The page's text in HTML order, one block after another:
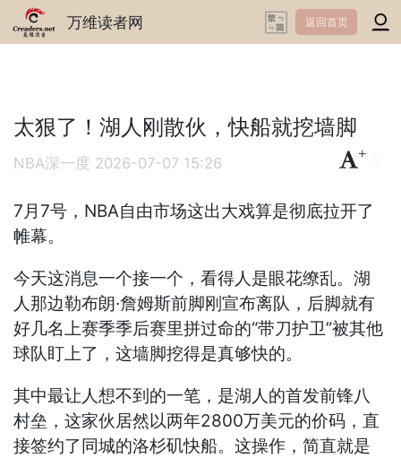
万维读者网 返回首页
太狠了！湖人刚散伙，快船就挖墙脚
NBA深一度 2026-07-07 15:26
+
7月7号，NBA自由市场这出大戏算是彻底拉开了
帷幕。
今天这消息一个接一个，看得人是眼花缭乱。湖
人那边勒布朗·詹姆斯前脚刚宣布离队，后脚就有
好几名上赛季季后赛里拼过命的“带刀护卫”被其他
球队盯上了，这墙脚挖得是真够快的。
其中最让人想不到的一笔，是湖人的首发前锋八
村垒，这家伙居然以两年2800万美元的价码，直
接签约了同城的洛杉矶快船。这操作，简直就是